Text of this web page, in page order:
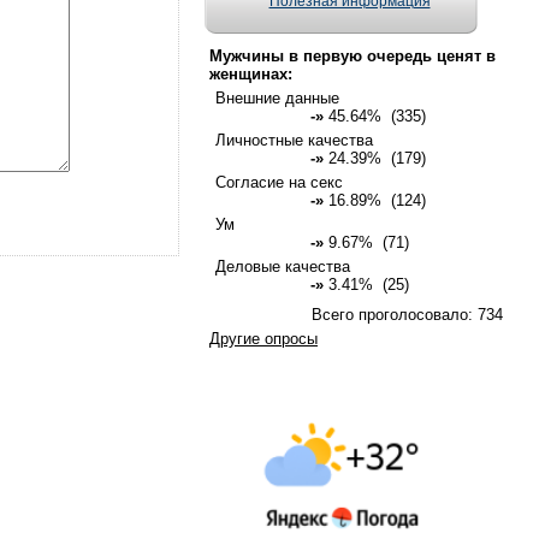
Мужчины в первую очередь ценят в
женщинах:
Внешние данные
-» 45.64% (335)
Личностные качества
-» 24.39% (179)
Согласие на секс
-» 16.89% (124)
Ум
-» 9.67% (71)
Деловые качества
-» 3.41% (25)
Всего проголосовало: 734
Другие опросы